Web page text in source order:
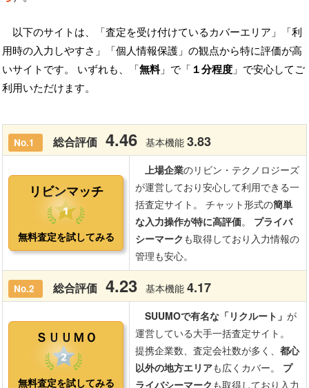
以下のサイトは、「査定を受け付けているカバーエリア」「利
用時の入力しやすさ」「個人情報保護」の観点から特に評価が高
いサイトです。 いずれも、「無料」で「 １分程度 」で安心してご
利用いただけます。